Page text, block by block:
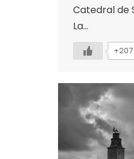
Catedral de
La…
+207